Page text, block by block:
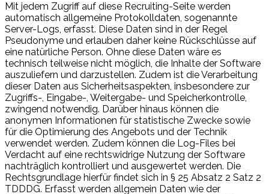
Mit jedem Zugriff auf diese Recruiting-Seite werden
automatisch allgemeine Protokolldaten, sogenannte
Server-Logs, erfasst. Diese Daten sind in der Regel
Pseudonyme und erlauben daher keine Rückschlüsse auf
eine natürliche Person. Ohne diese Daten wäre es
technisch teilweise nicht möglich, die Inhalte der Software
auszuliefern und darzustellen. Zudem ist die Verarbeitung
dieser Daten aus Sicherheitsaspekten, insbesondere zur
Zugriffs-, Eingabe-, Weitergabe- und Speicherkontrolle,
zwingend notwendig. Darüber hinaus können die
anonymen Informationen für statistische Zwecke sowie
für die Optimierung des Angebots und der Technik
verwendet werden. Zudem können die Log-Files bei
Verdacht auf eine rechtswidrige Nutzung der Software
nachträglich kontrolliert und ausgewertet werden. Die
Rechtsgrundlage hierfür findet sich in § 25 Absatz 2 Satz 2
TDDDG. Erfasst werden allgemein Daten wie der